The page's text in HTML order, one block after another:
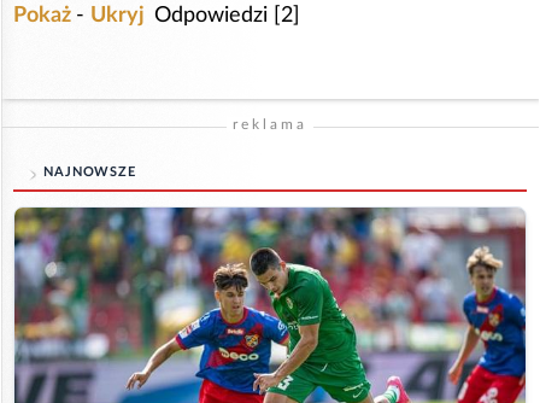
Pokaż - Ukryj Odpowiedzi [2]
reklama
NAJNOWSZE